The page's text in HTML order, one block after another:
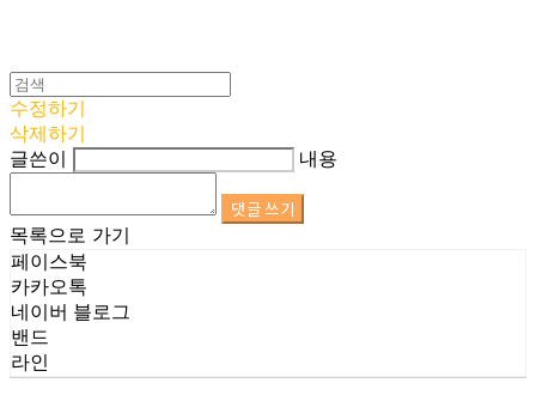
수정하기
삭제하기
글쓴이
내용
댓글 쓰기
목록으로 가기
페이스북
카카오톡
네이버 블로그
밴드
라인